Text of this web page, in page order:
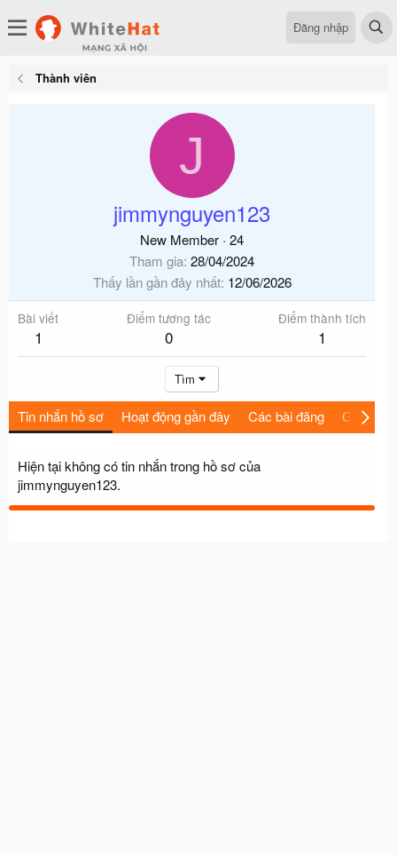
Đăng nhập
Thành viên
J
jimmynguyen123
New Member · 24
Tham gia 28/04/2024
Thấy lần gần đây nhất 12/06/2026
Bài viết
1
Điểm tương tác
0
Điểm thành tích
1
Tìm
Tin nhắn hồ sơ Hoạt động gần đây Các bài đăng Giới thiệu
Hiện tại không có tin nhắn trong hồ sơ của
jimmynguyen123.